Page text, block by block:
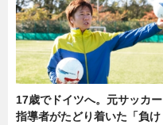
17歳でドイツへ。元サッカー
指導者がたどり着いた「負け